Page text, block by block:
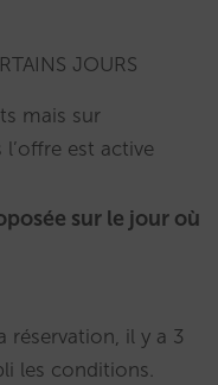
JOURS
mais sur
l’offre est active
sur le jour où
réservation, il y a 3
les conditions.